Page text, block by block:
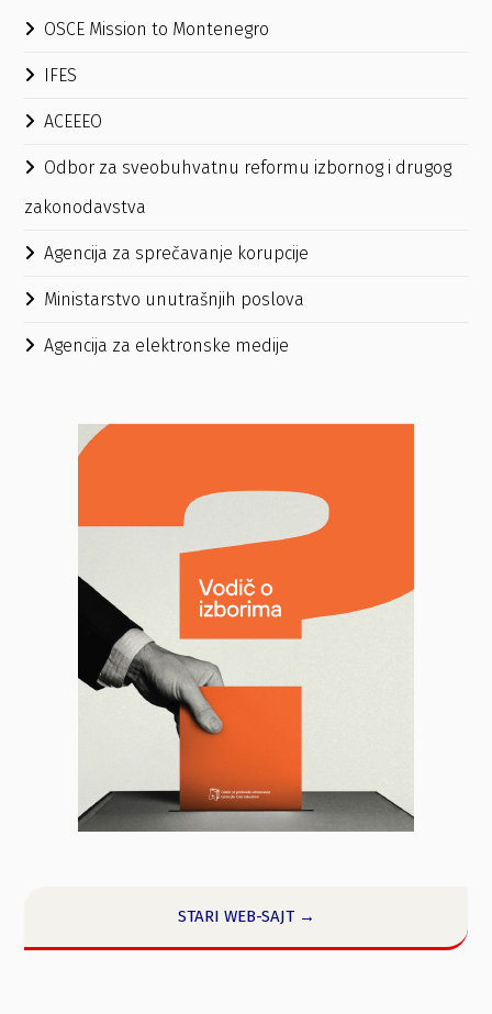
OSCE Mission to Montenegro
IFES
ACEEEO
Odbor za sveobuhvatnu reformu izbornog i drugog
zakonodavstva
Agencija za sprečavanje korupcije
Ministarstvo unutrašnjih poslova
Agencija za elektronske medije
STARI WEB-SAJT →